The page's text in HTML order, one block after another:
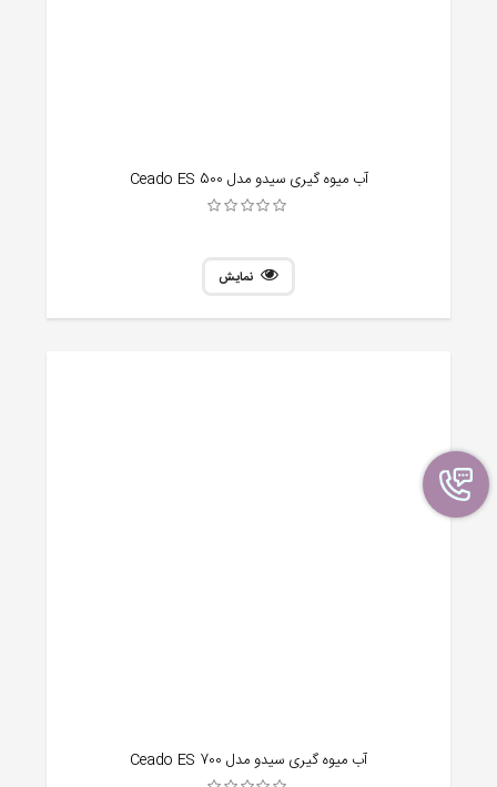
آب میوه گیری سیدو مدل Ceado ES 500
نمایش
آب میوه گیری سیدو مدل Ceado ES 700